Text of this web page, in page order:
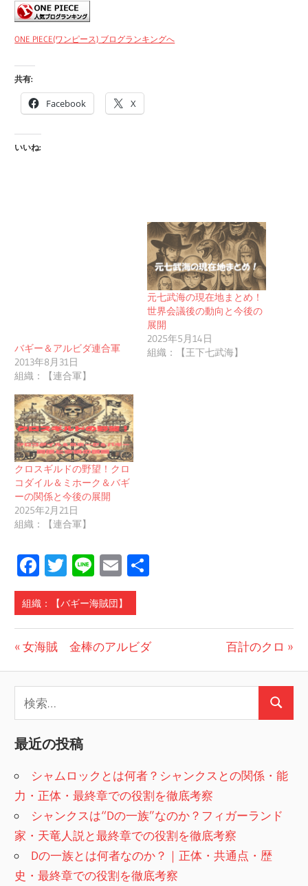
ONE PIECE(ワンピース) ブログランキングへ
共有:
Facebook X
いいね:
バギー＆アルビダ連合軍
2013年8月31日
組織：【連合軍】
元七武海の現在地まとめ！
世界会議後の動向と今後の
展開
2025年5月14日
組織：【王下七武海】
クロスギルドの野望！クロ
コダイル＆ミホーク＆バギ
ーの関係と今後の展開
2025年2月21日
組織：【連合軍】
Facebook
Twitter
LineEmail
組織：【バギー海賊団】
投
稿
ナ
ゲ
ー
シ
ョ
ン
前
投
稿:
女海賊 金棒のアルビダ
次
投
百計のクロ
検
最近の投稿
シャムロックとは何者？シャンクスとの関係・能
力・正体・最終章での役割を徹底考察
シャンクスは“Dの一族”なのか？フィガーランド
家・天竜人説と最終章での役割を徹底考察
Dの一族とは何者なのか？｜正体・共通点・歴
史・最終章での役割を徹底考察